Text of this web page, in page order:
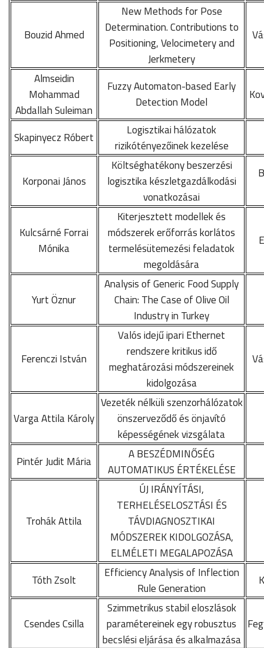
Bouzid Ahmed
New Methods for Pose
Determination. Contributions to
Positioning, Velocimetery and
Jerkmetery
Almseidin
Mohammad
Abdallah Suleiman
Fuzzy Automaton-based Early
Detection Model
Skapinyecz Róbert
Logisztikai hálózatok
rizikótényezőinek kezelése
Korponai János
Költséghatékony beszerzési
logisztika készletgazdálkodási
vonatkozásai
Kulcsárné Forrai
Mónika
Kiterjesztett modellek és
módszerek erőforrás korlátos
termelésütemezési feladatok
megoldására
Yurt Öznur
Analysis of Generic Food Supply
Chain: The Case of Olive Oil
Industry in Turkey
Ferenczi István
Valós idejű ipari Ethernet
rendszere kritikus idő
meghatározási módszereinek
kidolgozása
Varga Attila Károly
Vezeték nélküli szenzorhálózatok
önszerveződő és önjavító
képességének vizsgálata
Pintér Judit Mária
A BESZÉDMINŐSÉG
AUTOMATIKUS ÉRTÉKELÉSE
Trohák Attila
ÚJ IRÁNYÍTÁSI,
TERHELÉSELOSZTÁSI ÉS
TÁVDIAGNOSZTIKAI
MÓDSZEREK KIDOLGOZÁSA,
ELMÉLETI MEGALAPOZÁSA
Tóth Zsolt
Efficiency Analysis of Inflection
Rule Generation
Csendes Csilla
Szimmetrikus stabil eloszlások
paramétereinek egy robusztus
becslési eljárása és alkalmazása